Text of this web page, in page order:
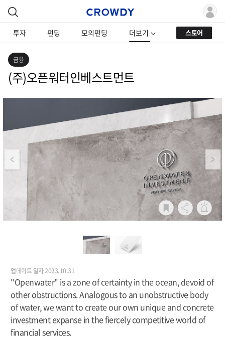
투자 펀딩 모의펀딩 더보기 스토어
금융
(주)오픈워터인베스트먼트
Previous Next
업데이트 일자 2023.10.31
"Openwater" is a zone of certainty in the ocean, devoid of
other obstructions. Analogous to an unobstructive body
of water, we want to create our own unique and concrete
investment expanse in the fiercely competitive world of
financial services.